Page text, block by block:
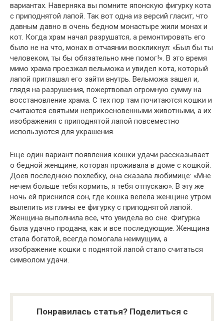
вариантах. Наверняка вы помните японскую фигурку кота
с приподнятой лапой. Так вот одна из версий гласит, что
давным давно в очень бедном монастыре жили монах и
кот. Когда храм начал разрушатся, а ремонтировать его
было не на что, монах в отчаянии воскликнул: «Был бы ты
человеком, ты бы обязательно мне помог!». В это время
мимо храма проезжал вельможа и увидел кота, который
лапой приглашал его зайти внутрь. Вельможа зашел и,
глядя на разрушения, пожертвовал огромную сумму на
восстановление храма. С тех пор там почитаются кошки и
считаются святыми неприкосновенными животными, а их
изображения с приподнятой лапой повсеместно
используются для украшения.
Еще один вариант появления кошки удачи рассказывает
о бедной женщине, которая проживала в доме с кошкой.
Доев последнюю похлебку, она сказала любимице: «Мне
нечем больше тебя кормить, я тебя отпускаю». В эту же
ночь ей приснился сон, где кошка велела женщине утром
вылепить из глины ее фигурку с приподнятой лапой.
Женщина выполнила все, что увидела во сне. Фигурка
была удачно продана, как и все последующие. Женщина
стала богатой, всегда помогала неимущим, а
изображение кошки с поднятой лапой стало считаться
символом удачи.
Понравилась статья? Поделиться с